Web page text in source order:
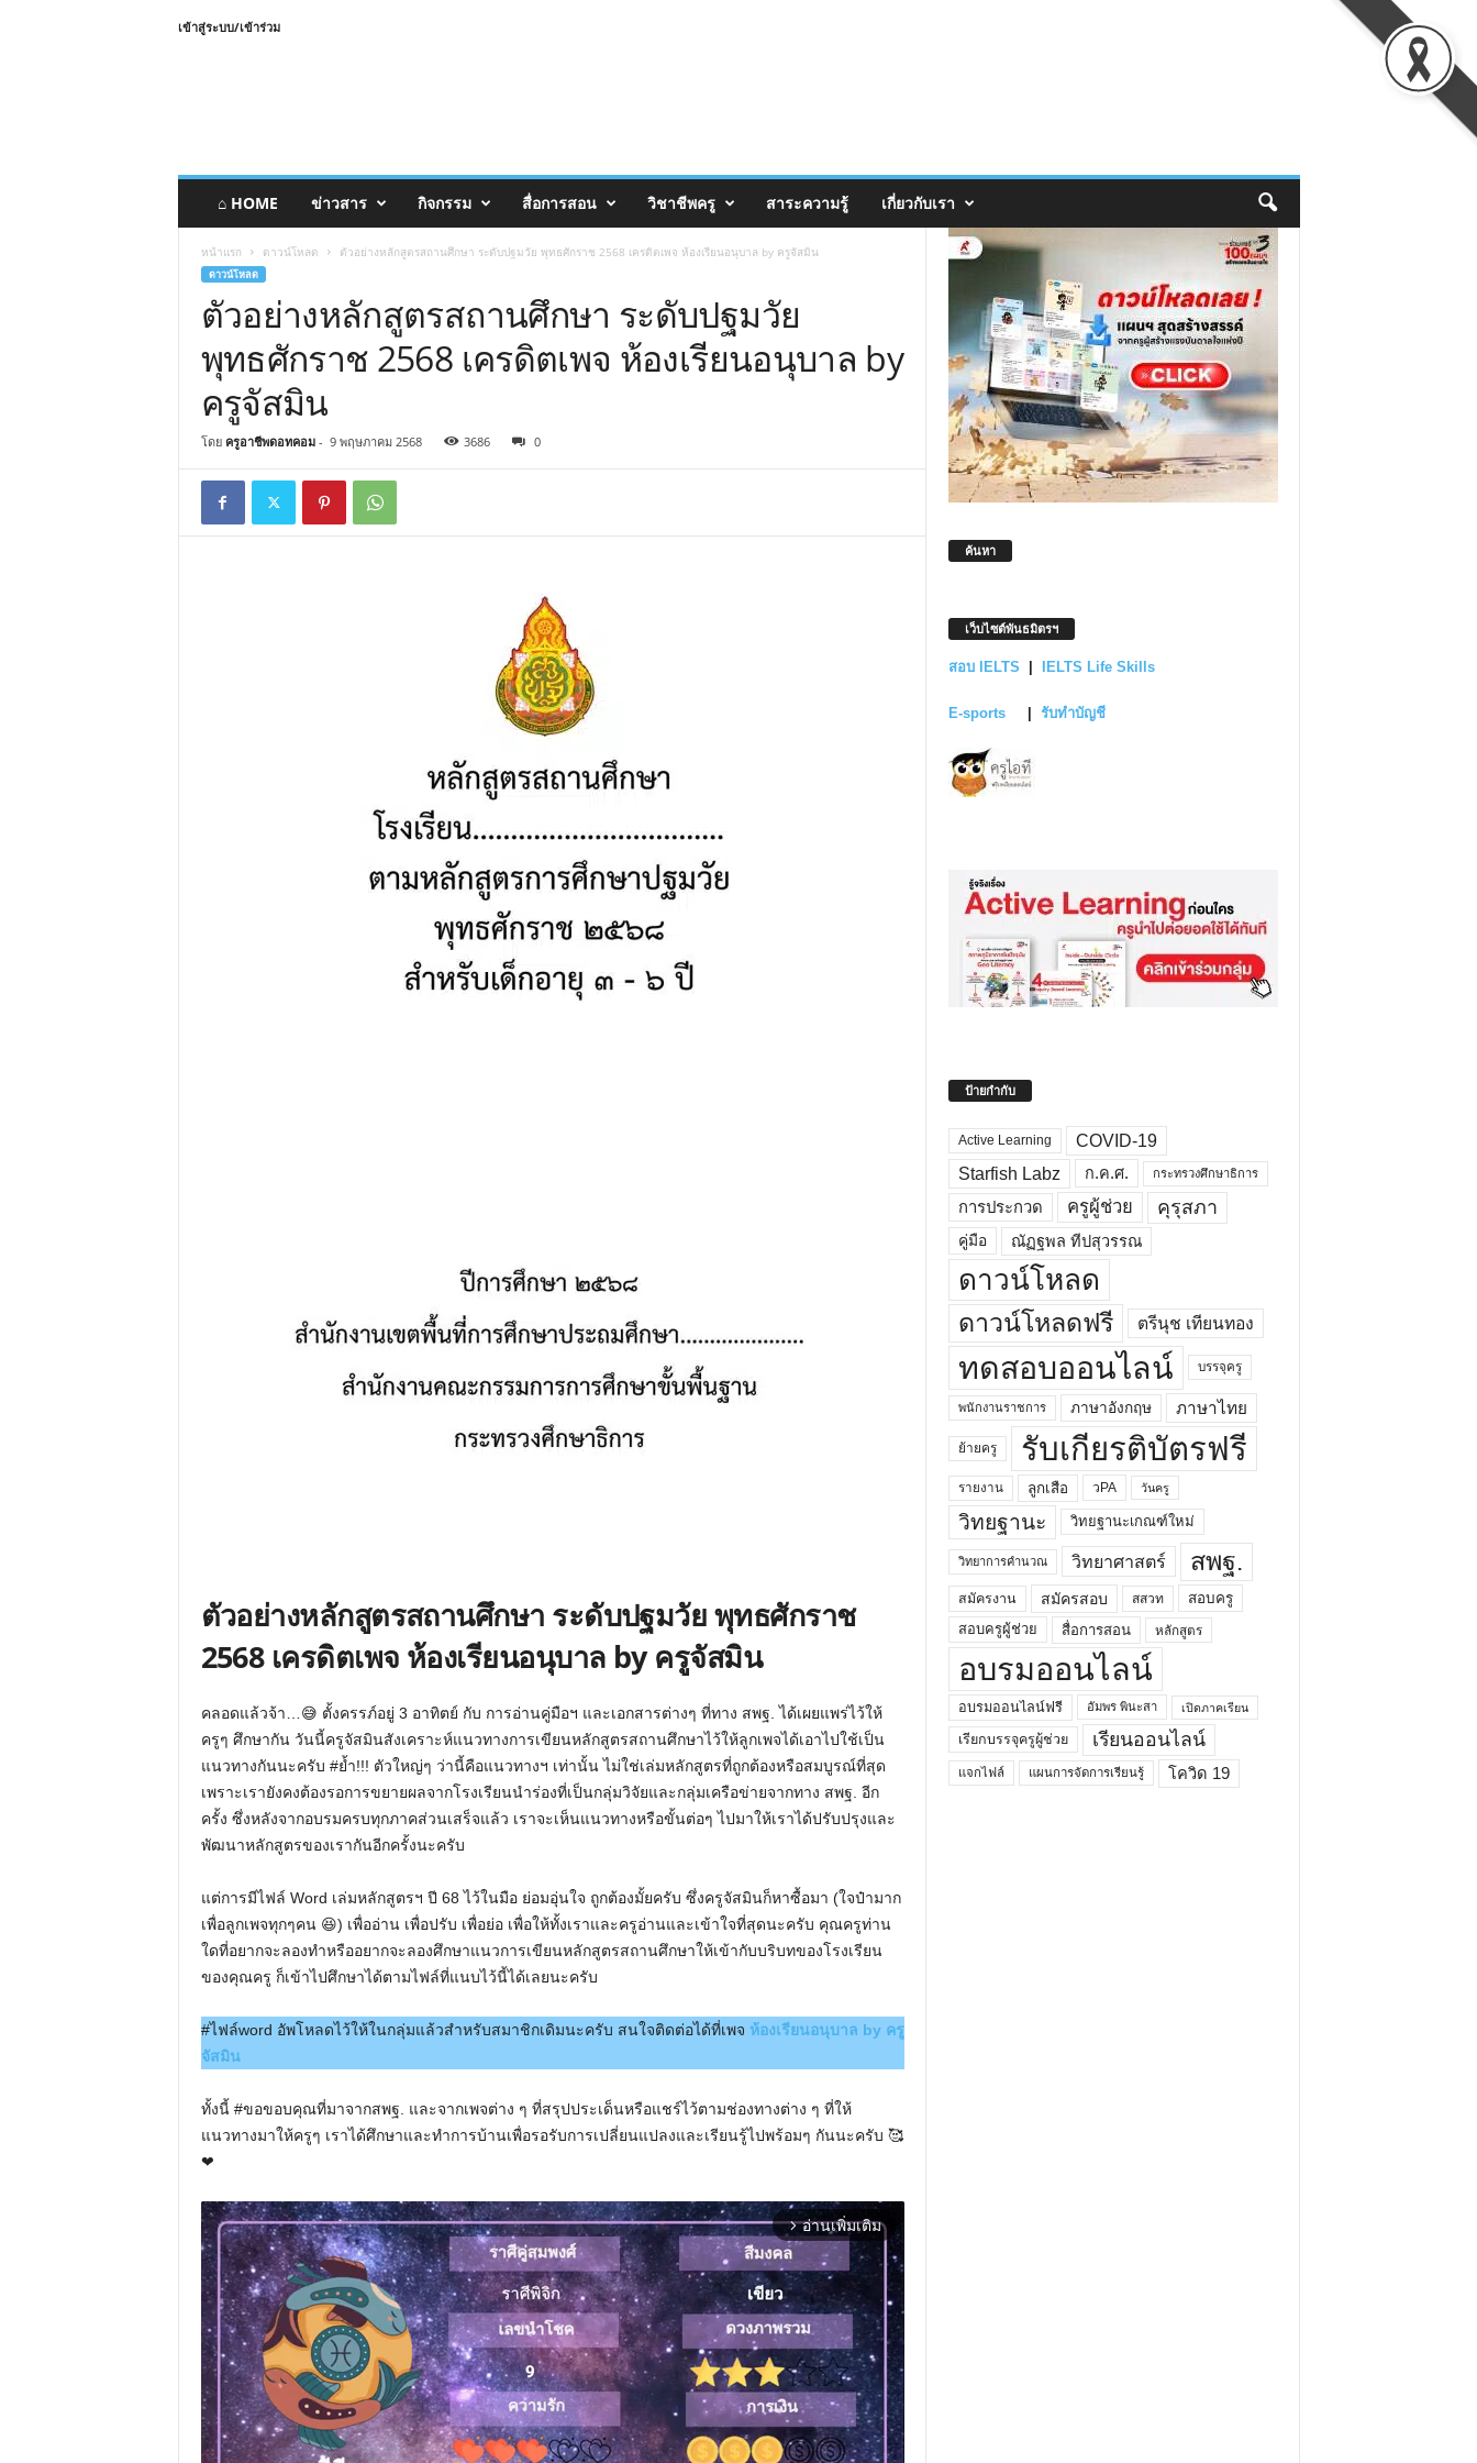
เข้าสู่ระบบ/เข้าร่วม
⌂ HOME ข่าวสาร กิจกรรม สื่อการสอน วิชาชีพครู สาระความรู้ เกี่ยวกับเรา
หน้าแรก ดาวน์โหลด ตัวอย่างหลักสูตรสถานศึกษา ระดับปฐมวัย พุทธศักราช 2568 เครดิตเพจ ห้องเรียนอนุบาล by ครูจัสมิน
ดาวน์โหลด
ตัวอย่างหลักสูตรสถานศึกษา ระดับปฐมวัย
พุทธศักราช 2568 เครดิตเพจ ห้องเรียนอนุบาล by
ครูจัสมิน
โดย ครูอาชีพดอทคอม- 9 พฤษภาคม 2568 3686 0
ตัวอย่างหลักสูตรสถานศึกษา ระดับปฐมวัย พุทธศักราช
2568 เครดิตเพจ ห้องเรียนอนุบาล by ครูจัสมิน
คลอดแล้วจ้า…😅 ตั้งครรภ์อยู่ 3 อาทิตย์ กับ การอ่านคู่มือฯ และเอกสารต่างๆ ที่ทาง สพฐ. ได้เผยแพร่ไว้ให้
ครูๆ ศึกษากัน วันนี้ครูจัสมินสังเคราะห์แนวทางการเขียนหลักสูตรสถานศึกษาไว้ให้ลูกเพจได้เอาไปใช้เป็น
แนวทางกันนะครับ #ย้ำ!!! ตัวใหญ่ๆ ว่านี้คือแนวทางฯ เท่านั้น ไม่ใช่เล่มหลักสูตรที่ถูกต้องหรือสมบูรณ์ที่สุด
เพราะเรายังคงต้องรอการขยายผลจากโรงเรียนนำร่องที่เป็นกลุ่มวิจัยและกลุ่มเครือข่ายจากทาง สพฐ. อีก
ครั้ง ซึ่งหลังจากอบรมครบทุกภาคส่วนเสร็จแล้ว เราจะเห็นแนวทางหรือขั้นต่อๆ ไปมาให้เราได้ปรับปรุงและ
พัฒนาหลักสูตรของเรากันอีกครั้งนะครับ
แต่การมีไฟล์ Word เล่มหลักสูตรฯ ปี 68 ไว้ในมือ ย่อมอุ่นใจ ถูกต้องมั้ยครับ ซึ่งครูจัสมินก็หาซื้อมา (ใจป๋ามาก
เพื่อลูกเพจทุกๆคน 😆) เพื่ออ่าน เพื่อปรับ เพื่อย่อ เพื่อให้ทั้งเราและครูอ่านและเข้าใจที่สุดนะครับ คุณครูท่าน
ใดที่อยากจะลองทำหรืออยากจะลองศึกษาแนวการเขียนหลักสูตรสถานศึกษาให้เข้ากับบริบทของโรงเรียน
ของคุณครู ก็เข้าไปศึกษาได้ตามไฟล์ที่แนบไว้นี้ได้เลยนะครับ
#ไฟล์word อัพโหลดไว้ให้ในกลุ่มแล้วสำหรับสมาชิกเดิมนะครับ สนใจติดต่อได้ที่เพจ ห้องเรียนอนุบาล by ครู
จัสมิน
ทั้งนี้ #ขอขอบคุณที่มาจากสพฐ. และจากเพจต่าง ๆ ที่สรุปประเด็นหรือแชร์ไว้ตามช่องทางต่าง ๆ ที่ให้
แนวทางมาให้ครูๆ เราได้ศึกษาและทำการบ้านเพื่อรอรับการเปลี่ยนแปลงและเรียนรู้ไปพร้อมๆ กันนะครับ 🥰
❤
arrow_forward_ios อ่านเพิ่มเติม
ค้นหา
เว็บไซต์พันธมิตรฯ
สอบ IELTS IELTS Life Skills
E-sports รับทำบัญชี
ป้ายกำกับ
Active Learning
COVID-19
Starfish Labz
ก.ค.ศ. กระทรวงศึกษาธิการ
การประกวด ครูผู้ช่วย คุรุสภา
คู่มือ ณัฏฐพล ทีปสุวรรณ
ดาวน์โหลด
ดาวน์โหลดฟรี ตรีนุช เทียนทอง
ทดสอบออนไลน์ บรรจุครู
พนักงานราชการ ภาษาอังกฤษ ภาษาไทย
ย้ายครู รับเกียรติบัตรฟรี
รายงาน ลูกเสือ วPA วันครู
วิทยฐานะ วิทยฐานะเกณฑ์ใหม่
วิทยาการคำนวณ วิทยาศาสตร์ สพฐ.
สมัครงาน สมัครสอบ สสวท
สอบครู
สอบครูผู้ช่วย
สื่อการสอน หลักสูตร
อบรมออนไลน์
อบรมออนไลน์ฟรี อัมพร พินะสา เปิดภาคเรียน
เรียกบรรจุครูผู้ช่วย เรียนออนไลน์
แจกไฟล์ แผนการจัดการเรียนรู้ โควิด 19